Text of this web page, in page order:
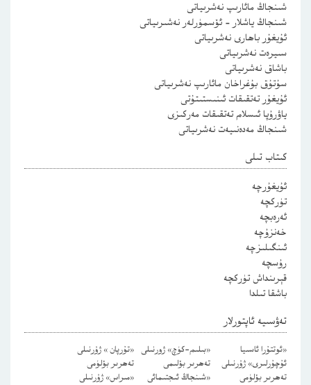
شىنجاڭ مائارىپ نەشرىياتى
شىنجاڭ ياشلار – ئۆسمۈرلەر نەشىرىياتى
ئۇيغۇر باھارى نەشرىياتى
سىيرەت نەشرىياتى
باشاق نەشرىياتى
سۇتۇق بۇغراخان مائارىپ نەشرىياتى
ئۇيغۇر تەتقىقات ئىنىستىتۇتى
ياۋرۇپا ئىسلام تەتقىقات مەركىزى
شىنجاڭ مەدەنىيەت نەشرىياتى
كىتاب تىلى
ئۇيغۇرچە
تۈركچە
ئەرەبچە
خەنزۇچە
ئىنگىلىزچە
رۇسچە
قېرىنداش تۈركچە
باشقا تىلدا
تەۋسىيە ئاپتورلار
«ئوتتۇرا ئاسىيا
ئۇچۇرلىرى» ژۇرنىلى
تەھرىر بۆلۈمى
«بىلىم-كۈچ» ژورنىلى
تەھرىر بۆلىمى
«تۇرپان » ژۇرنىلى
تەھرىر بۆلۈمى
«شىنجاڭ ئىجتىمائى
«مىراس» ژۇرنىلى